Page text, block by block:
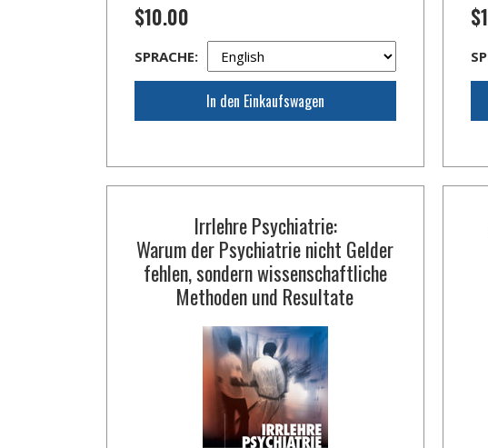
$10.00
SPRACHE:
In den Einkaufswagen
Irrlehre Psychiatrie:
Warum der Psychiatrie nicht Gelder
fehlen, sondern wissenschaftliche
Methoden und Resultate